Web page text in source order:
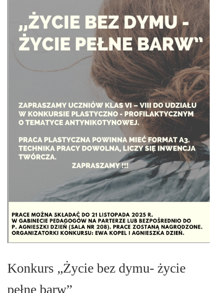
Konkurs „Życie bez dymu- życie
pełne barw”